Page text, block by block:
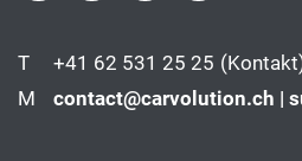
T +41 62 531 25 25
M
contact@carvolution.ch |